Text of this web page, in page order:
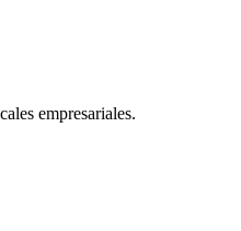
empresariales.